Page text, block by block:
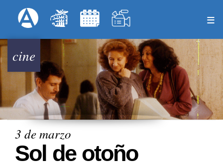
al
principal
Menú Superior
cine
3 de marzo
Sol de otoño